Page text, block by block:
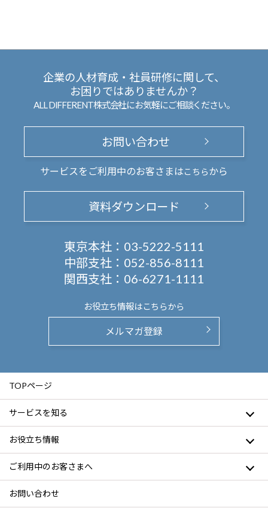
企業の人材育成・社員研修に関して、
お困りではありませんか？
ALL DIFFERENT株式会社にお気軽にご相談ください。
お問い合わせ
サービスをご利用中のお客さまはこちらから
資料ダウンロード
東京本社： 03-5222-5111
中部支社： 052-856-8111
関西支社： 06-6271-1111
お役立ち情報はこちらから
メルマガ登録
TOPページ
サービスを知る
お役立ち情報
ご利用中のお客さまへ
お問い合わせ